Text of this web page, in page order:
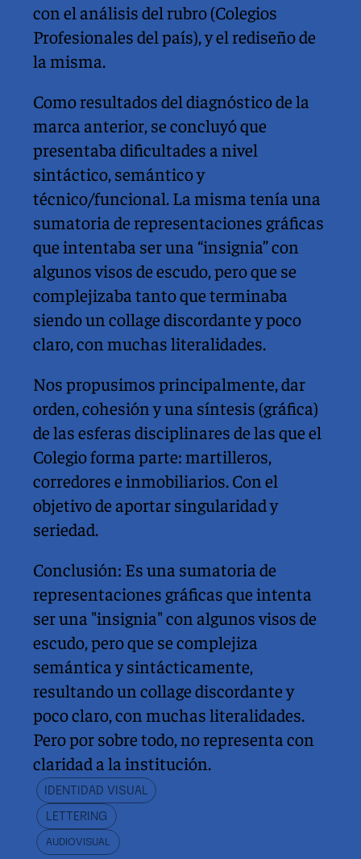
IDENTIDAD VISUAL
LETTERING
AUDIOVISUAL
con el análisis del rubro (Colegios
Profesionales del país), y el rediseño de
la misma.
Como resultados del diagnóstico de la
marca anterior, se concluyó que
presentaba dificultades a nivel
sintáctico, semántico y
técnico/funcional. La misma tenía una
sumatoria de representaciones gráficas
que intentaba ser una “insignia” con
algunos visos de escudo, pero que se
complejizaba tanto que terminaba
siendo un collage discordante y poco
claro, con muchas literalidades.
Nos propusimos principalmente, dar
orden, cohesión y una síntesis (gráfica)
de las esferas disciplinares de las que el
Colegio forma parte: martilleros,
corredores e inmobiliarios. Con el
objetivo de aportar singularidad y
seriedad.
Conclusión: Es una sumatoria de
representaciones gráficas que intenta
ser una "insignia" con algunos visos de
escudo, pero que se complejiza
semántica y sintácticamente,
resultando un collage discordante y
poco claro, con muchas literalidades.
Pero por sobre todo, no representa con
claridad a la institución.